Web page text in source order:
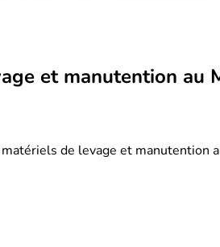
et manutention au
de levage et manutention